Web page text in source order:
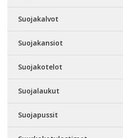
Suojakalvot
Suojakansiot
Suojakotelot
Suojalaukut
Suojapussit